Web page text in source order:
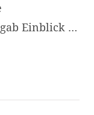
Einblick …